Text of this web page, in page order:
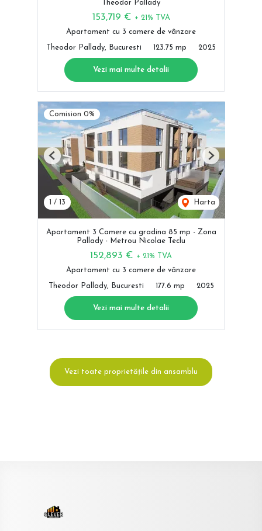
Theodor Pallady
153,719 € + 21% TVA
Apartament cu 3 camere de vânzare
Theodor Pallady, Bucuresti 123.75 mp 2025
Vezi mai multe detalii
Comision 0%
1 / 13 Harta
Previous Next
Apartament 3 Camere cu gradina 85 mp - Zona
Pallady - Metrou Nicolae Teclu
152,893 € + 21% TVA
Apartament cu 3 camere de vânzare
Theodor Pallady, Bucuresti 177.6 mp 2025
Vezi mai multe detalii
Vezi toate proprietățile din ansamblu